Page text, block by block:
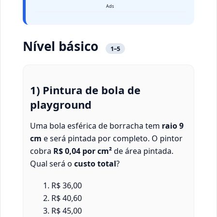
Ads
Nível básico 1–5
1) Pintura de bola de
playground
Uma bola esférica de borracha tem raio 9
cm e será pintada por completo. O pintor
cobra R$ 0,04 por cm²de área pintada.
Qual será o custo total?
R$ 36,00
R$ 40,60
R$ 45,00